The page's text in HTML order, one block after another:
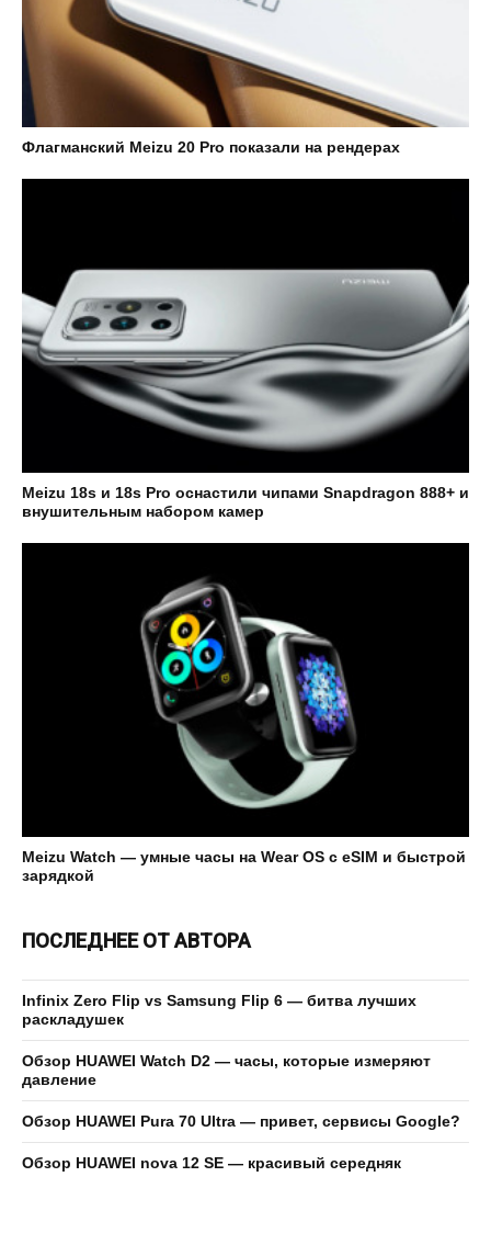
Флагманский Meizu 20 Pro показали на рендерах
Meizu 18s и 18s Pro оснастили чипами Snapdragon 888+ и
внушительным набором камер
Meizu Watch — умные часы на Wear OS с eSIM и быстрой
зарядкой
ПОСЛЕДНЕЕ ОТ АВТОРА
Infinix Zero Flip vs Samsung Flip 6 — битва лучших
раскладушек
Обзор HUAWEI Watch D2 — часы, которые измеряют
давление
Обзор HUAWEI Pura 70 Ultra — привет, сервисы Google?
Обзор HUAWEI nova 12 SE — красивый середняк